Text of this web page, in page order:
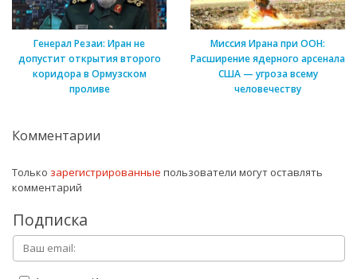
Генерал Резаи: Иран не
допустит открытия второго
коридора в Ормузском
проливе
Миссия Ирана при ООН:
Расширение ядерного арсенала
США — угроза всему
человечеству
Комментарии
Только зарегистрированные пользователи могут оставлять
комментарий
Подписка